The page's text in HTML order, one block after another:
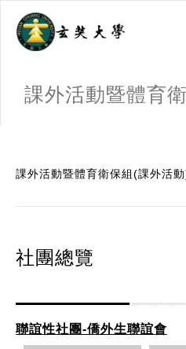
課外活動暨體育
課外活動暨體育衛保組(課外活
社團總覽
聯誼性社團-僑外生聯誼會